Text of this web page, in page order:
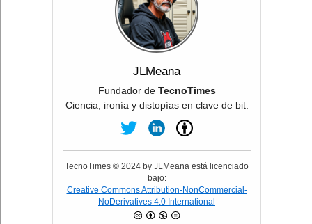
JLMeana
Fundador de TecnoTimes
Ciencia, ironía y distopías en clave de bit.
TecnoTimes © 2024 by JLMeana está licenciado
bajo:
Creative Commons Attribution-NonCommercial-
NoDerivatives 4.0 International